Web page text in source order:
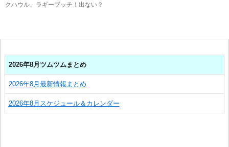
クハウル、ラギーブッチ！出ない？
2026年8月ツムツムまとめ
2026年8月最新情報まとめ
2026年8月スケジュール＆カレンダー